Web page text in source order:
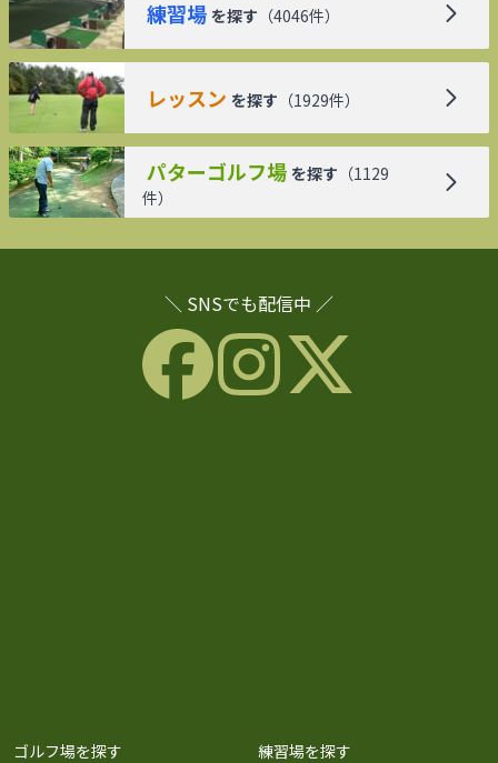
練習場 を探す （4046件）
レッスン を探す （1929件）
パターゴルフ場 を探す （1129
件）
＼ SNSでも配信中 ／
ゴルフ場を探す 練習場を探す